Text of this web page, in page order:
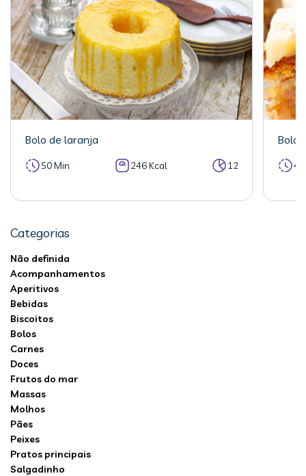
Bolo de laranja
50 Min 246 Kcal 12
Bolo
Categorias
Não definida
Acompanhamentos
Aperitivos
Bebidas
Biscoitos
Bolos
Carnes
Doces
Frutos do mar
Massas
Molhos
Pães
Peixes
Pratos principais
Salgadinho